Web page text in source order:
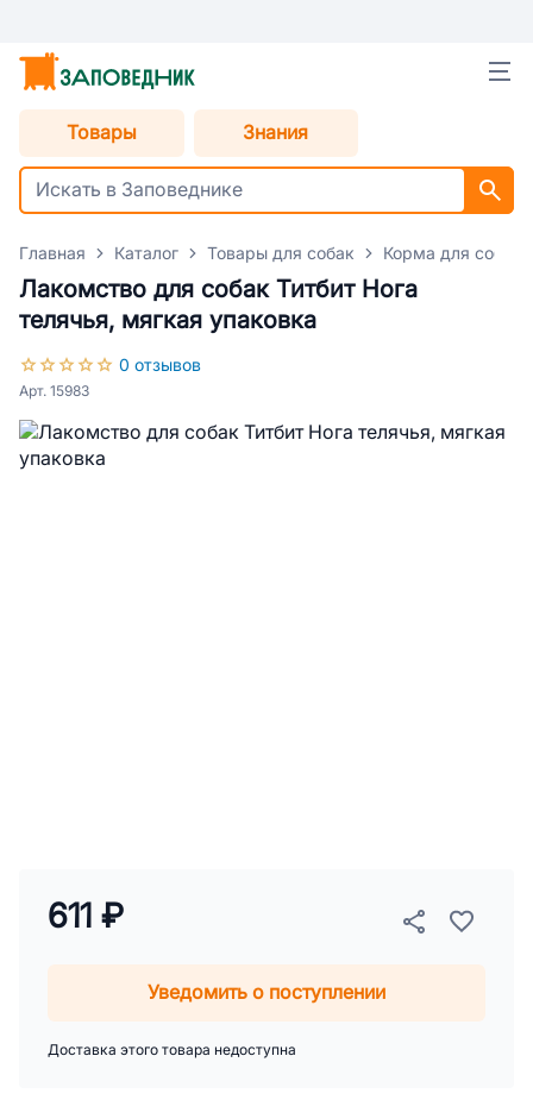
Товары Знания
Главная Каталог Товары для собак Корма для собак
Лакомство для собак Титбит Нога
телячья, мягкая упаковка
0 отзывов
Арт. 15983
611 ₽
Уведомить о поступлении
Доставка этого товара недоступна